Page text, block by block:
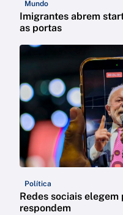
Mundo
Imigrantes abrem
as portas
Política
Redes sociais
respondem